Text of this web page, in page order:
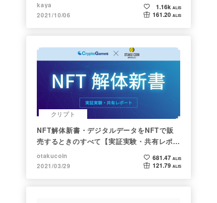
kaya
2021/10/06
1.16k ALIS
161.20 ALIS
クリプト
NFT解体新書・デジタルデータをNFTで販
売するときのすべて【実証実験・共有レポー
ト】
otakucoin
2021/03/29
681.47 ALIS
121.79 ALIS